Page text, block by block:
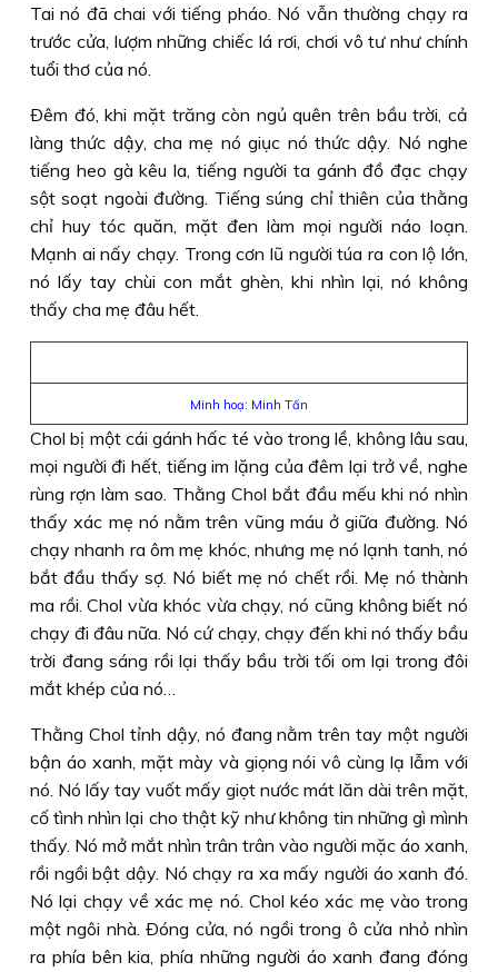
Tai nó đã chai với tiếng pháo. Nó vẫn thường chạy ra
trước cửa, lượm những chiếc lá rơi, chơi vô tư như chính
tuổi thơ của nó.
Ðêm đó, khi mặt trăng còn ngủ quên trên bầu trời, cả
làng thức dậy, cha mẹ nó giục nó thức dậy. Nó nghe
tiếng heo gà kêu la, tiếng người ta gánh đồ đạc chạy
sột soạt ngoài đường. Tiếng súng chỉ thiên của thằng
chỉ huy tóc quăn, mặt đen làm mọi người náo loạn.
Mạnh ai nấy chạy. Trong cơn lũ người túa ra con lộ lớn,
nó lấy tay chùi con mắt ghèn, khi nhìn lại, nó không
thấy cha mẹ đâu hết.
Minh hoạ: Minh Tấn
Chol bị một cái gánh hấc té vào trong lề, không lâu sau,
mọi người đi hết, tiếng im lặng của đêm lại trở về, nghe
rùng rợn làm sao. Thằng Chol bắt đầu mếu khi nó nhìn
thấy xác mẹ nó nằm trên vũng máu ở giữa đường. Nó
chạy nhanh ra ôm mẹ khóc, nhưng mẹ nó lạnh tanh, nó
bắt đầu thấy sợ. Nó biết mẹ nó chết rồi. Mẹ nó thành
ma rồi. Chol vừa khóc vừa chạy, nó cũng không biết nó
chạy đi đâu nữa. Nó cứ chạy, chạy đến khi nó thấy bầu
trời đang sáng rồi lại thấy bầu trời tối om lại trong đôi
mắt khép của nó…
Thằng Chol tỉnh dậy, nó đang nằm trên tay một người
bận áo xanh, mặt mày và giọng nói vô cùng lạ lẫm với
nó. Nó lấy tay vuốt mấy giọt nước mát lăn dài trên mặt,
cố tình nhìn lại cho thật kỹ như không tin những gì mình
thấy. Nó mở mắt nhìn trân trân vào người mặc áo xanh,
rồi ngồi bật dậy. Nó chạy ra xa mấy người áo xanh đó.
Nó lại chạy về xác mẹ nó. Chol kéo xác mẹ vào trong
một ngôi nhà. Ðóng cửa, nó ngồi trong ô cửa nhỏ nhìn
ra phía bên kia, phía những người áo xanh đang đóng